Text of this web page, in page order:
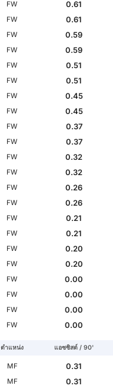
FW
0.61
FW
0.61
FW
0.59
FW
0.59
FW
0.51
FW
0.51
FW
0.45
FW
0.45
FW
0.37
FW
0.37
FW
0.32
FW
0.32
FW
0.26
FW
0.26
FW
0.21
FW
0.21
FW
0.20
FW
0.20
FW
0.00
FW
0.00
FW
0.00
FW 0.00
ตำแหน่ง แอซซิสต์ / 90'
MF
0.31
MF
0.31